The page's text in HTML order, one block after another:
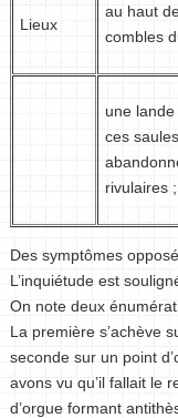
Lieux
au haut
combles
une
ces
rivulaires
Des symptômes
L’inquiétude est
On note deux
La première s’achève
seconde sur un point
avons vu qu’il fallait le
d’orgue formant